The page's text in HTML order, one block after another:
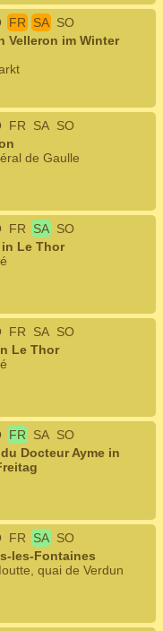
FR SA SO
Velleron im Winter
FR SA SO
de Gaulle
FR SA SO
Le Thor
FR SA SO
Le Thor
FR SA SO
Docteur Ayme in
FR SA SO
les-Fontaines
quai de Verdun